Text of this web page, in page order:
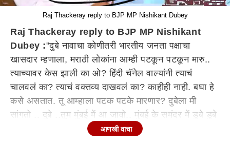
Raj Thackeray reply to BJP MP Nishikant Dubey
Raj Thackeray reply to BJP MP Nishikant
Dubey :"दुबे नावाचा कोणीतरी भारतीय जनता पक्षाचा
खासदार म्हणाला, मराठी लोकांना आम्ही पटकून पटकून मारु..
त्याच्यावर केस झाली का ओ? हिंदी चॅनेल वाल्यांनी त्याचं
चालवलं का? त्याचं वक्तव्य दाखवलं का? काहीही नाही. बघा हे
कसे असतात. तू आम्हाला पटक पटके मारणार? दुबेला मी
सांगतो .. दुबे ..तुम मुंबई में आ जावो.. मुंबई के समंदर में डुबे डुबे
कर मारेंगे...", असं म्हणत मनसे अध्यक्ष राज ठाकरे (Raj
आणखी वाचा